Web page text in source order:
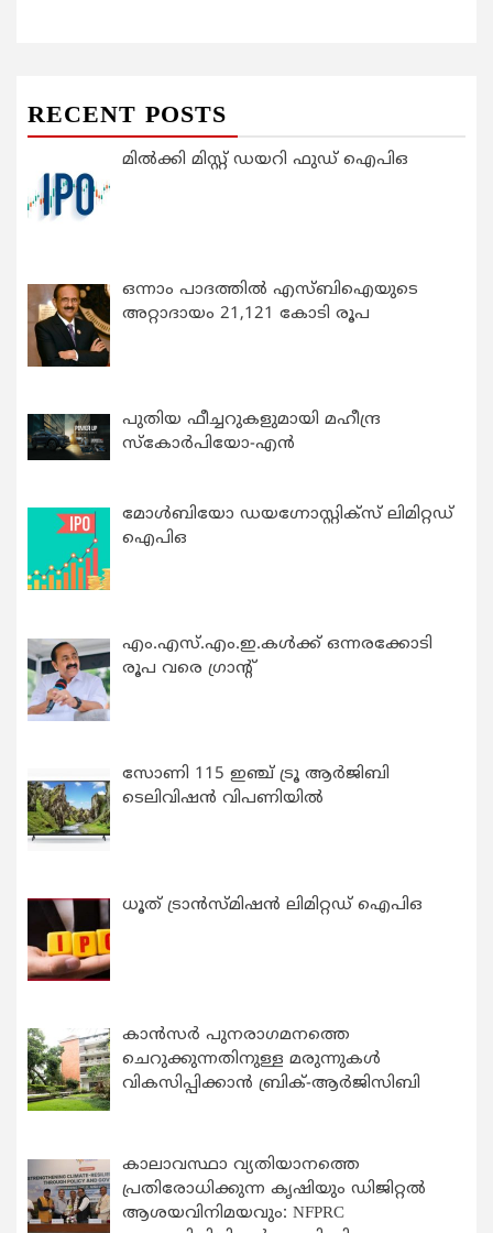
RECENT POSTS
മിൽക്കി മിസ്റ്റ് ഡയറി ഫുഡ് ഐപിഒ
ഒന്നാം പാദത്തിൽ എസ്ബിഐയുടെ
അറ്റാദായം 21,121 കോടി രൂപ
പുതിയ ഫീച്ചറുകളുമായി മഹീന്ദ്ര
സ്കോർപിയോ-എൻ
മോൾബിയോ ഡയഗ്നോസ്റ്റിക്സ് ലിമിറ്റഡ്
ഐപിഒ
എം.എസ്.എം.ഇ.കൾക്ക് ഒന്നരക്കോടി
രൂപ വരെ ഗ്രാന്റ്
സോണി 115 ഇഞ്ച് ട്രൂ ആർജിബി
ടെലിവിഷൻ വിപണിയിൽ
ധൂത് ട്രാൻസ്മിഷൻ ലിമിറ്റഡ് ഐപിഒ
കാന്‍സര്‍ പുനരാഗമനത്തെ
ചെറുക്കുന്നതിനുള്ള മരുന്നുകള്‍
വികസിപ്പിക്കാന്‍ ബ്രിക്-ആര്‍ജിസിബി
കാലാവസ്ഥാ വ്യതിയാനത്തെ
പ്രതിരോധിക്കുന്ന കൃഷിയും ഡിജിറ്റൽ
ആശയവിനിമയവും: NFPRC